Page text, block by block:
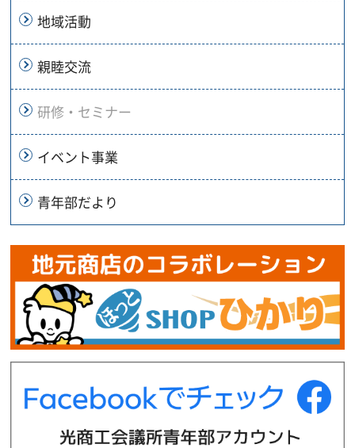
地域活動
親睦交流
研修・セミナー
イベント事業
青年部だより